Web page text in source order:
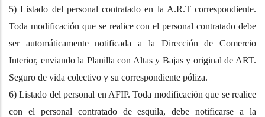
5) Listado del personal contratado en la A.R.T correspondiente.
Toda modificación que se realice con el personal contratado debe
ser automáticamente notificada a la Dirección de Comercio
Interior, enviando la Planilla con Altas y Bajas y original de ART.
Seguro de vida colectivo y su correspondiente póliza.
6) Listado del personal en AFIP. Toda modificación que se realice
con el personal contratado de esquila, debe notificarse a la